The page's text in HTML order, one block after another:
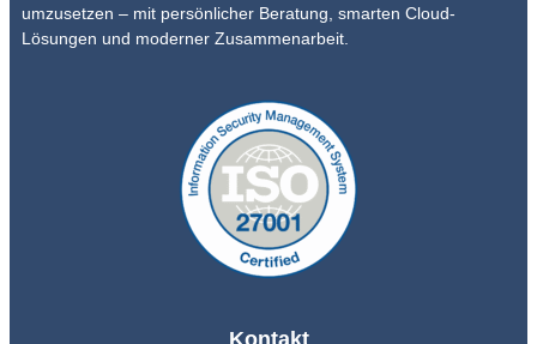
umzusetzen – mit persönlicher Beratung, smarten Cloud-
Lösungen und moderner Zusammenarbeit.